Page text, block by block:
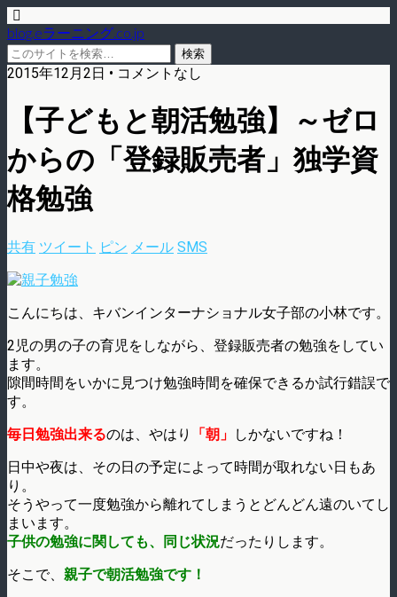
blog.eラーニング.co.jp
2015年12月2日 • コメントなし
【子どもと朝活勉強】～ゼロ
からの「登録販売者」独学資
格勉強
共有 ツイート ピン メール SMS
こんにちは、キバンインターナショナル女子部の小林です。
2児の男の子の育児をしながら、登録販売者の勉強をしてい
ます。
隙間時間をいかに見つけ勉強時間を確保できるか試行錯誤で
す。
毎日勉強出来るのは、やはり 「朝」 しかないですね！
日中や夜は、その日の予定によって時間が取れない日もあ
り。
そうやって一度勉強から離れてしまうとどんどん遠のいてし
まいます。
子供の勉強に関しても、同じ状況だったりします。
そこで、 親子で朝活勉強です！